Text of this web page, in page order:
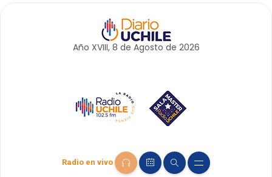
Año XVIII, 8 de Agosto de 2026
Radio en vivo